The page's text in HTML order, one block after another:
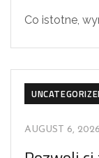
Co istotne,
AUGUST 6, 2026